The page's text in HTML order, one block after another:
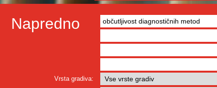
Napredno
Vrsta gradiva: